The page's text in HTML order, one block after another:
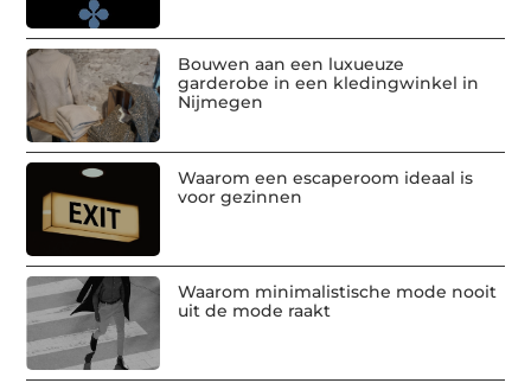
Bouwen aan een luxueuze
garderobe in een kledingwinkel in
Nijmegen
Waarom een escaperoom ideaal is
voor gezinnen
Waarom minimalistische mode nooit
uit de mode raakt